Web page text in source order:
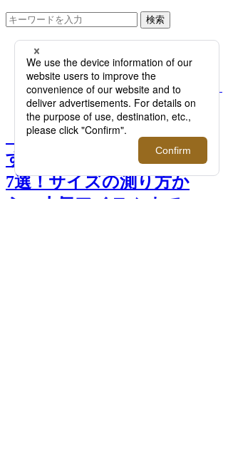
検索
TOP
PHOTO
【特集】伊勢丹メンズおすすめのメ
ンズ手袋ブランド7選！サイズの測り
方から、人気アイテムまで
【特集】伊勢丹メンズおす
すめのメンズ手袋ブランド
7選！サイズの測り方か
ら、人気アイテムまで >>